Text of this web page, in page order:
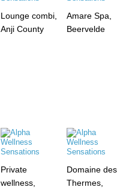
Lounge combi,
Anji County
Amare Spa,
Beervelde
Private
wellness,
Domaine des
Thermes,